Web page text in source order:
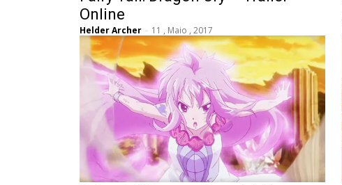
Online
Helder Archer - 11 , Maio , 2017